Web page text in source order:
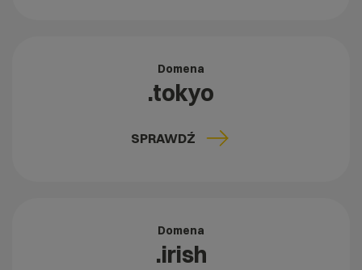
Domena
.tokyo
SPRAWDŹ
Domena
.irish